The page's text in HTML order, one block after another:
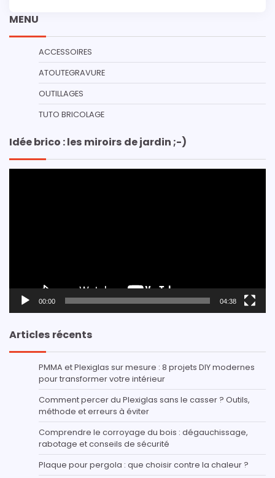
MENU
ACCESSOIRES
ATOUTEGRAVURE
OUTILLAGES
TUTO BRICOLAGE
Idée brico : les miroirs de jardin ;-)
00:00 04:38
Articles récents
PMMA et Plexiglas sur mesure : 8 projets DIY modernes
pour transformer votre intérieur
Comment percer du Plexiglas sans le casser ? Outils,
méthode et erreurs à éviter
Comprendre le corroyage du bois : dégauchissage,
rabotage et conseils de sécurité
Plaque pour pergola : que choisir contre la chaleur ?